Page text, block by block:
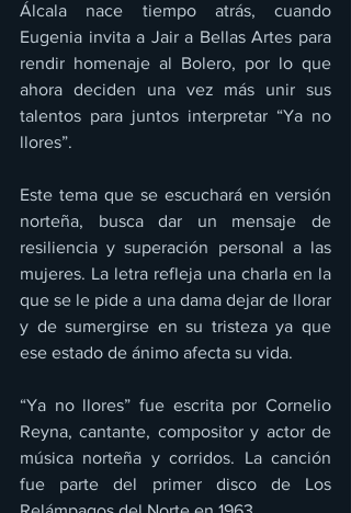
Álcala nace tiempo atrás, cuando
Eugenia invita a Jair a Bellas Artes para
rendir homenaje al Bolero, por lo que
ahora deciden una vez más unir sus
talentos para juntos interpretar “Ya no
llores”.
Este tema que se escuchará en versión
norteña, busca dar un mensaje de
resiliencia y superación personal a las
mujeres. La letra refleja una charla en la
que se le pide a una dama dejar de llorar
y de sumergirse en su tristeza ya que
ese estado de ánimo afecta su vida.
“Ya no llores” fue escrita por Cornelio
Reyna, cantante, compositor y actor de
música norteña y corridos. La canción
fue parte del primer disco de Los